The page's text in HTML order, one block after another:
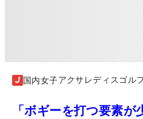
国内女子
「ボギーを打つ要素